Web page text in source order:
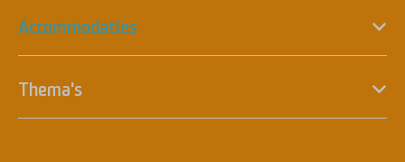
Accommodaties
Thema's